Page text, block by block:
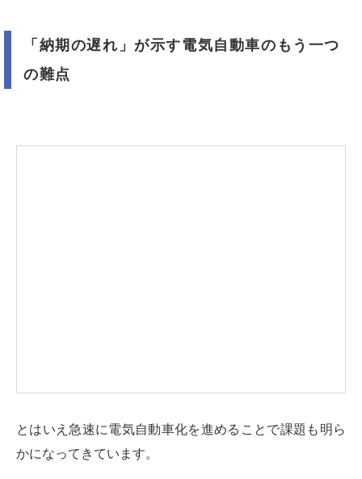
「納期の遅れ」が示す電気自動車のもう一つ
の難点
とはいえ急速に電気自動車化を進めることで課題も明ら
かになってきています。